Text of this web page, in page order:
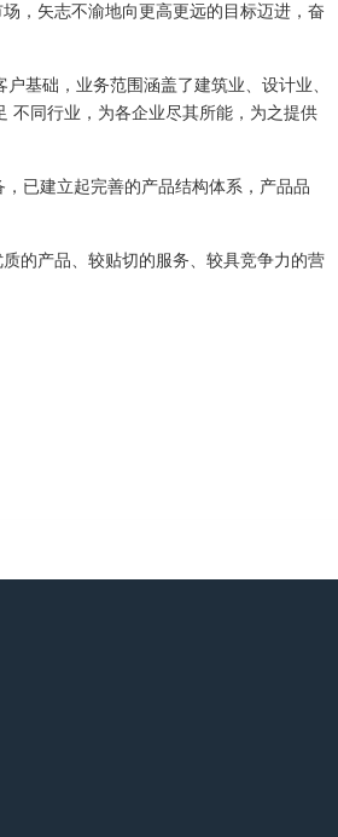
，矢志不渝地向更高更远的目标迈进，奋
基础，业务范围涵盖了建筑业、设计业、
不同行业，为各企业尽其所能，为之提供
已建立起完善的产品结构体系，产品品
的产品、较贴切的服务、较具竞争力的营